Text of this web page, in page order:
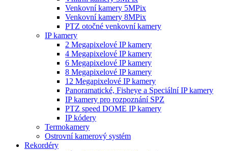
Venkovní kamery 5MPix
Venkovní kamery 8MPix
PTZ otočné venkovní kamery
IP kamery
2 Megapixelové IP kamery
4 Megapixelové IP kamery
6 Megapixelové IP kamery
8 Megapixelové IP kamery
12 Megapixelové IP kamery
Panoramatické, Fisheye a Speciální IP kamery
IP kamery pro rozpoznání SPZ
PTZ speed DOME IP kamery
IP kódery
Termokamery
Ostrovní kamerový systém
Rekordéry